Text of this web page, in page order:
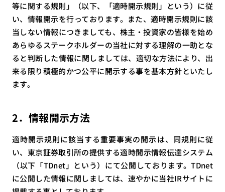
よく検索されるキーワード #AI #採用情報
#ビジネスパートナー
等に関する規則」（以下、「適時開示規則」という）に従
い、情報開示を行っております。また、適時開示規則に該
当しない情報につきましても、株主・投資家の皆様を始め
あらゆるステークホルダーの当社に対する理解の一助とな
ると判断した情報に関しましては、適切な方法により、出
来る限り積極的かつ公平に開示する事を基本方針といたし
ます。
2．情報開示方法
適時開示規則に該当する重要事実の開示は、同規則に従
い、東京証券取引所の提供する適時開示情報伝達システム
（以下「TDnet」という）にて公開しております。TDnet
に公開した情報に関しましては、速やかに当社IRサイトに